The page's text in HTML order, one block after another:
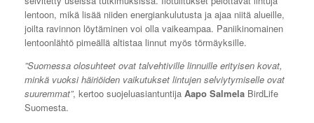
lentoon, mikä lisää niiden energiankulutusta ja ajaa niitä alueille,
joilta ravinnon löytäminen voi olla vaikeampaa. Paniikinomainen
lentoonlähtö pimeällä altistaa linnut myös törmäyksille.
”Suomessa olosuhteet ovat talvehtiville linnuille erityisen kovat,
minkä vuoksi häiriöiden vaikutukset lintujen selviytymiselle ovat
suuremmat”, kertoo suojeluasiantuntija Aapo Salmela BirdLife
Suomesta.